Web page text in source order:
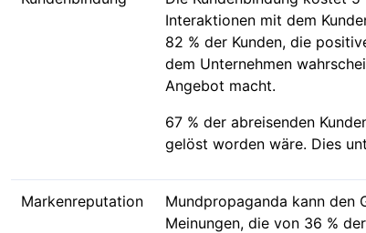
Interaktionen mit dem
82 % der Kunden, die
dem Unternehmen
Angebot macht.
67 % der abreisenden
gelöst worden wäre. Dies
Markenreputation
Mundpropaganda kann den
Meinungen, die von 36 %